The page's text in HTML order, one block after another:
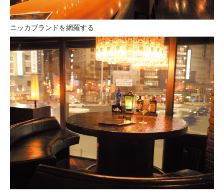
ニッカブランドを網羅する